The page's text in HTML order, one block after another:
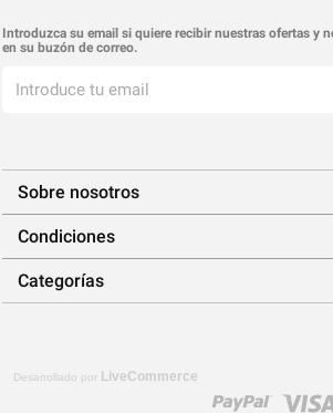
Introduzca su email si quiere recibir nuestras ofertas y
en su buzón de correo.
Sobre nosotros
Condiciones
Categorías
Desarrollado por LiveCommerce